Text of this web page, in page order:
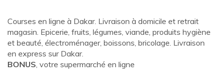
Courses en ligne à Dakar. Livraison à domicile et retrait
magasin. Epicerie, fruits, légumes, viande, produits hygiène
et beauté, électroménager, boissons, bricolage. Livraison
en express sur Dakar.
BONUS, votre supermarché en ligne